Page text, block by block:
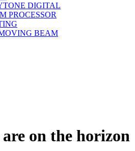
DIGITAL
PROCESSOR
BEAM
on the horizon